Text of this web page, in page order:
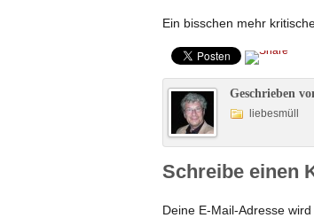
Ein bisschen mehr
Geschrieben
liebesmüll
Schreibe einen
Deine E-Mail-Adresse